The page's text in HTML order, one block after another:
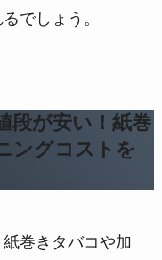
でしょう。
段が安い！紙巻
ングコストを
巻きタバコや加